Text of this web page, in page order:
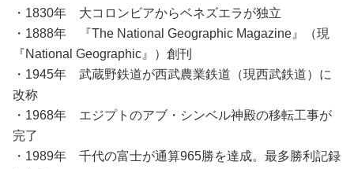
・1830年 大コロンビアからベネズエラが独立
・1888年 『The National Geographic Magazine』（現
『National Geographic』）創刊
・1945年 武蔵野鉄道が西武農業鉄道（現西武鉄道）に
改称
・1968年 エジプトのアブ・シンベル神殿の移転工事が
完了
・1989年 千代の富士が通算965勝を達成。最多勝利記録